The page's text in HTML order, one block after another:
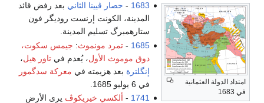
امتداد الدولة العثمانية
في 1683
1683
- حصار ڤيينا الثاني بعد رفض قائد
المدينة، الكونت إرنست روديگر فون
ستارهمبرگ تسليم المدينة.
1685
- تمرد مونموث: جيمس سكوت،
دوق موموث الأول، يُعدم في تاور هيل،
إنگلترة بعد هزيمته في معركة سدگمور
في 6 يوليو 1685.
1741
- ألكسي خيريكوڤ يرى الأرض